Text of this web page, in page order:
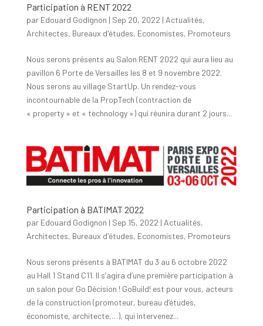
Participation à RENT 2022
par Edouard Godignon | Sep 20, 2022 | Actualités,
Architectes, Bureaux d'études, Economistes, Promoteurs
Nous serons présents au Salon RENT 2022 qui aura lieu au
pavillon 6 Porte de Versailles les 8 et 9 novembre 2022.
Nous serons au village StartUp. Un rendez-vous
incontournable de la PropTech (contraction de
« property » et « technology ») qui réunira durant 2 jours...
Participation à BATIMAT 2022
par Edouard Godignon | Sep 15, 2022 | Actualités,
Architectes, Bureaux d'études, Economistes, Promoteurs
Nous serons présents à BATIMAT du 3 au 6 octobre 2022
au Hall 1 Stand C11. Il s’agira d’une première participation à
un salon pour Go Décision ! GoBuild! est pour vous, acteurs
de la construction (promoteur, bureau d’études,
économiste, architecte,…), qui intervenez...